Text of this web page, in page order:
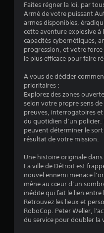
Faites régner la loi, par
Armé de votre puissant
armes disponibles,
cette aventure explosive à
capacités cybernétiques,
progression, et votre
le plus efficace pour faire
A vous de décider
prioritaires :
Explorez des zones
selon votre propre sens de
preuves, interrogatoires
du quotidien d’un
peuvent déterminer le
résultat de votre mission.
Une histoire originale
La ville de Détroit est
nouvel ennemi menace
mène au cœur d’un
inédite qui fait le lien entre
Retrouvez les lieux et
RoboCop. Peter Weller,
du service pour doubler la